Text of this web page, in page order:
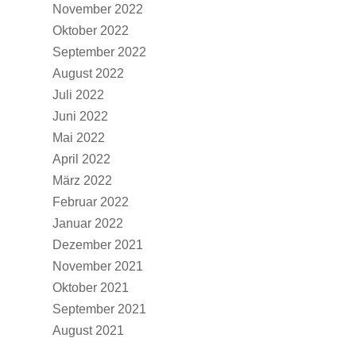
November 2022
Oktober 2022
September 2022
August 2022
Juli 2022
Juni 2022
Mai 2022
April 2022
März 2022
Februar 2022
Januar 2022
Dezember 2021
November 2021
Oktober 2021
September 2021
August 2021